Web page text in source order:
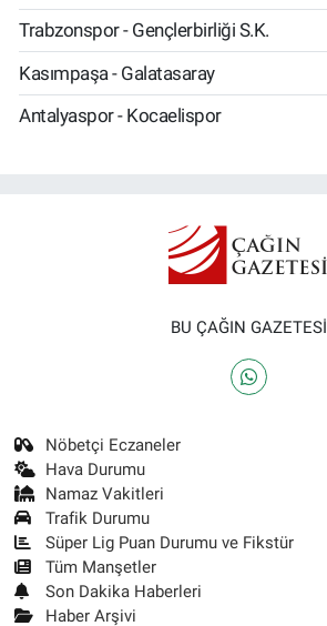
Trabzonspor - Gençlerbirliği S.K.
Kasımpaşa - Galatasaray
Antalyaspor - Kocaelispor
BU ÇAĞIN GAZETESİ
Nöbetçi Eczaneler
Hava Durumu
Namaz Vakitleri
Trafik Durumu
Süper Lig Puan Durumu ve Fikstür
Tüm Manşetler
Son Dakika Haberleri
Haber Arşivi